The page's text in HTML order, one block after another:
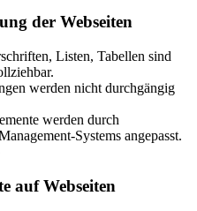
der Webseiten
Listen, Tabellen sind
werden nicht durchgängig
werden durch
Systems angepasst.
auf Webseiten